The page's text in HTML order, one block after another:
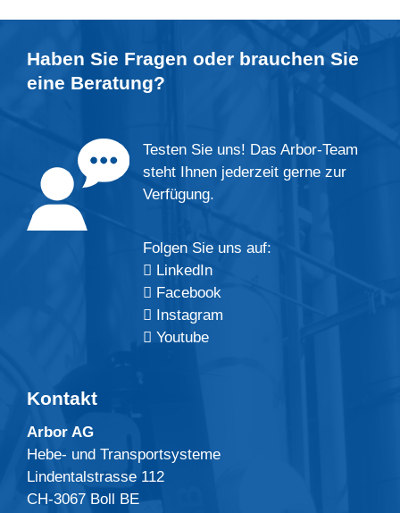
Haben Sie Fragen oder brauchen Sie
eine Beratung?
Testen Sie uns! Das Arbor-Team
steht Ihnen jederzeit gerne zur
Verfügung.
Folgen Sie uns auf:
LinkedIn
Facebook
Instagram
Youtube
Kontakt
Arbor AG
Hebe- und Transportsysteme
Lindentalstrasse 112
CH-3067 Boll BE